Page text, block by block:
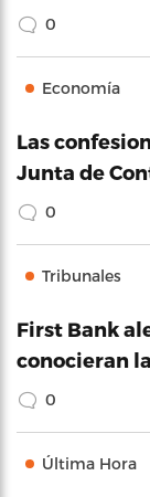
0
Economía
Las
Junta de
0
Tribunales
First Bank
conocieran
0
Última Hora